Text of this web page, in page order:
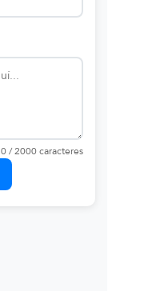
0 / 2000 caracteres